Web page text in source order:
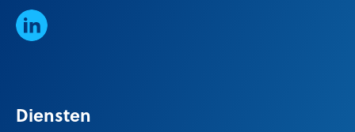
LinkedIn
Diensten